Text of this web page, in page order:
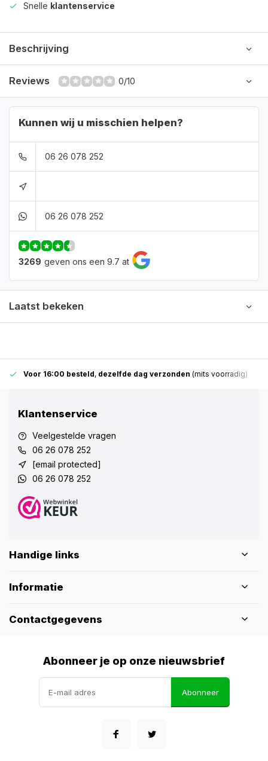
Snelle klantenservice
Beschrijving
Reviews 0/10
Kunnen wij u misschien helpen?
06 26 078 252
06 26 078 252
3269 geven ons een 9.7 at
Laatst bekeken
Voor 16:00 besteld, dezelfde dag verzonden (mits voorradig)
Klantenservice
Veelgestelde vragen
06 26 078 252
[email protected]
06 26 078 252
Handige links
Informatie
Contactgegevens
Abonneer je op onze nieuwsbrief
Abonneer